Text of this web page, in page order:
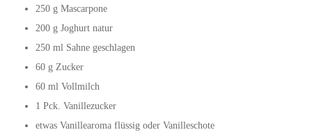
250 g Mascarpone
200 g Joghurt natur
250 ml Sahne geschlagen
60 g Zucker
60 ml Vollmilch
1 Pck. Vanillezucker
etwas Vanillearoma flüssig oder Vanilleschote